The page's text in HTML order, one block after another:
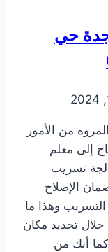
حي
من الأمور
إلى معلم
تسريب
الإصلاح
وهذا ما
تحديد مكان
أنك من